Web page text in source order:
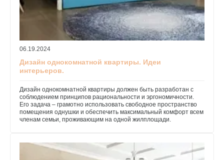
06.19.2024
Дизайн однокомнатной квартиры. Идеи
интерьеров.
Дизайн однокомнатной квартиры должен быть разработан с
соблюдением принципов рациональности и эргономичности.
Его задача – грамотно использовать свободное пространство
помещения однушки и обеспечить максимальный комфорт всем
членам семьи, проживающим на одной жилплощади.